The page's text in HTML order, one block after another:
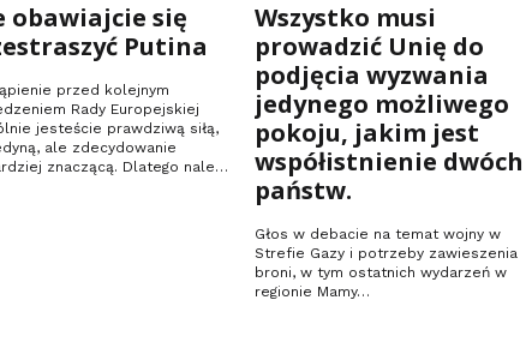
obawiajcie się
Putina
przed kolejnym
Rady Europejskiej
jesteście prawdziwą siłą,
ale zdecydowanie
znaczącą. Dlatego należy
Wszystko musi
prowadzić Unię do
podjęcia wyzwania
jedynego możliwego
pokoju, jakim jest
współistnienie dwóch
państw.
Głos w debacie na temat wojny w
Strefie Gazy i potrzeby zawieszenia
broni, w tym ostatnich wydarzeń w
regionie Mamy…